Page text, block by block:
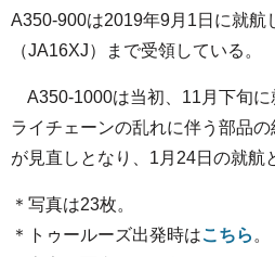
A350-900は2019年9月1日に就航
（JA16XJ）まで受領している。
A350-1000は当初、11月下旬に
ライチェーンの乱れに伴う部品
が見直しとなり、1月24日の就航
＊写真は23枚。
＊トゥールーズ出発時はこちら 。